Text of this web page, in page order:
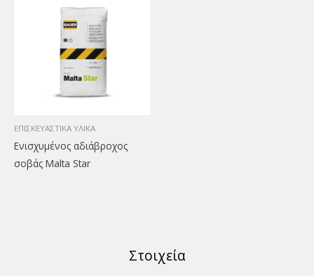
ΕΠΙΣΚΕΥΑΣΤΙΚΑ ΥΛΙΚΑ
Ενισχυμένος αδιάβροχος
σοβάς Malta Star
Στοιχεία